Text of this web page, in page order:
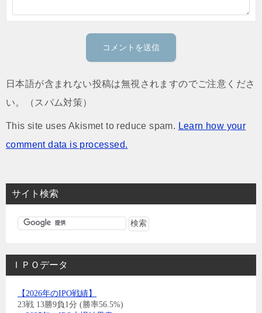
日本語が含まれない投稿は無視されますのでご注意くださ
い。（スパム対策）
This site uses Akismet to reduce spam. Learn how your
comment data is processed.
サイト検索
ＩＰＯデータ
【2026年のIPO戦績】
23戦 13勝9負1分 (勝率56.5%)